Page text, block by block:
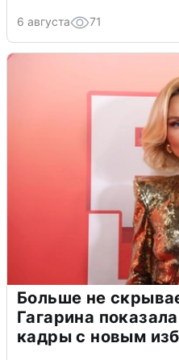
6 августа 71
Больше не
Гагарина
кадры с новым